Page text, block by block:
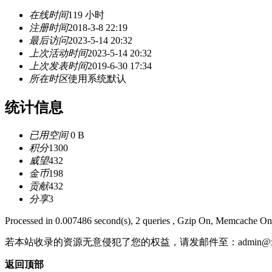
在线时间119 小时
注册时间2018-3-8 22:19
最后访问2023-5-14 20:32
上次活动时间2023-5-14 20:32
上次发表时间2019-6-30 17:34
所在时区使用系统默认
统计信息
已用空间0 B
积分1300
威望432
金币198
贡献432
分享3
Processed in 0.007486 second(s), 2 queries , Gzip On, Memcache
若本站收录的资源无意侵犯了您的权益，请发邮件至：
返回顶部